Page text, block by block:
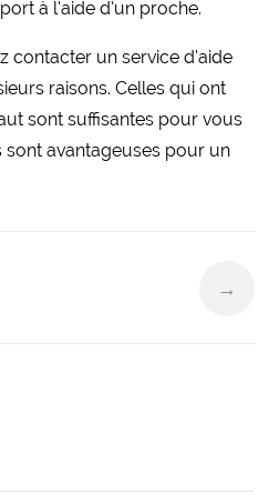
à l’aide d’un proche.
contacter un service d’aide
raisons. Celles qui ont
sont suffisantes pour vous
sont avantageuses pour un
→